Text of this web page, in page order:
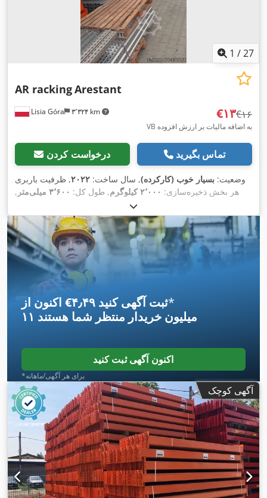
1 /27
Lisia Góra ۳٬۳۲۴ km
AR rackingArestant
‎€۱۳‎€۱۶
VB به اضافه مالیات بر ارزش افزوده
درخواست کردن تماس بگیرید
وضعیت: بسیار خوب (کارکرده), سال ساخت: ۲۰۲۲, ظرفیت باربری
هر بخش ذخیره‌سازی: ۲٬۰۰۰ کیلوگرم , طول کل: ۳٬۶۰۰ میلی‌متر
,
اکنون از ‎€۴٫۴۹ ثبت آگهی کنید*
۱۱ میلیون خریدار منتظر شما هستند
اکنون آگهی ثبت کنید
*برای هر آگهی/ماهانه
آگهی کوچک